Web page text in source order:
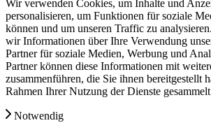
Wir verwenden Cookies, um Inhalte und
personalisieren, um Funktionen für soziale
können und um unseren Traffic zu
wir Informationen über Ihre Verwendung
Partner für soziale Medien, Werbung und
Partner können diese Informationen mit
zusammenführen, die Sie ihnen bereitgestellt
Rahmen Ihrer Nutzung der Dienste
Notwendig